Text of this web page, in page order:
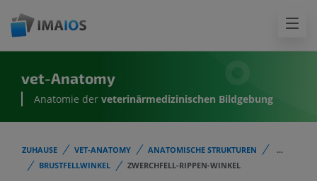
vet-Anatomy
Anatomie der veterinärmedizinischen Bildgebung
ZUHAUSE VET-ANATOMY ANATOMISCHE STRUKTUREN
...
BRUSTFELLWINKEL
ZWERCHFELL-RIPPEN-WINKEL